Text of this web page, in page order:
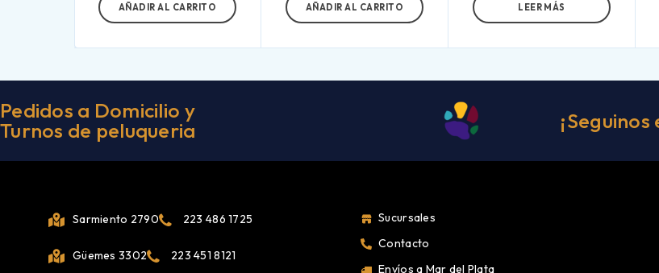
AÑADIR AL CARRITO AÑADIR AL CARRITO LEER MÁS
Pedidos a Domicilio y
Turnos de peluqueria ¡Seguinos
Sarmiento 2790 223 486 1725
Güemes 3302 223 451 8121
Sucursales
Contacto
Envíos a Mar del Plata